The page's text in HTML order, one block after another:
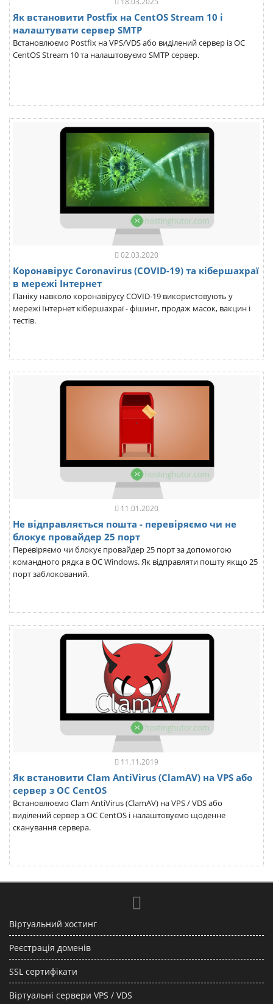
Як встановити Postfix на CentOS Stream 10 і
налаштувати сервер SMTP
Встановлюємо Postfix на VPS/VDS або виділений сервер із ОС
CentOS Stream 10 та налаштовуємо SMTP сервер.
02.03.2020
Коронавірус Coronavirus (COVID-19) та кібершахраї
в мережі Інтернет
Паніку навколо коронавірусу COVID-19 використовують у
мережі Інтернет кібершахраї - фішинг, продаж масок, вакцин і
тестів.
11.01.2020
Не відправляється пошта - перевіряємо чи не
блокує провайдер 25 порт
Перевіряємо чи блокує провайдер 25 порт за допомогою
командного рядка в ОС Windows. Як відправляти пошту якщо 25
порт заблокований.
11.11.2019
Як встановити Clam AntiVirus (ClamAV) на VPS або
сервер з ОС CentOS
Встановлюємо Clam AntiVirus (ClamAV) на VPS / VDS або
виділений сервер з ОС CentOS і налаштовуємо щоденне
сканування сервера.
Віртуальний хостинг
Реєстрація доменів
SSL сертифікати
Віртуальні сервери VPS / VDS